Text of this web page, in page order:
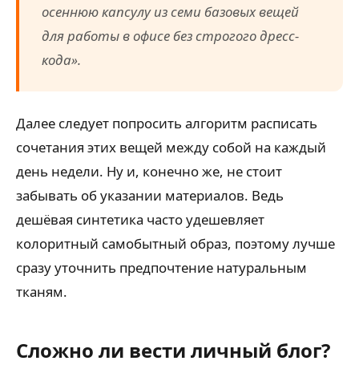
осеннюю капсулу из семи базовых вещей
для работы в офисе без строгого дресс-
кода».
Далее следует попросить алгоритм расписать
сочетания этих вещей между собой на каждый
день недели. Ну и, конечно же, не стоит
забывать об указании материалов. Ведь
дешёвая синтетика часто удешевляет
колоритный самобытный образ, поэтому лучше
сразу уточнить предпочтение натуральным
тканям.
Сложно ли вести личный блог?